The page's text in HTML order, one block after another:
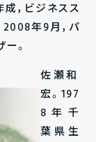
，ビジネスス
年9月，パ
。
佐瀬和
宏。197
8年千
葉県生